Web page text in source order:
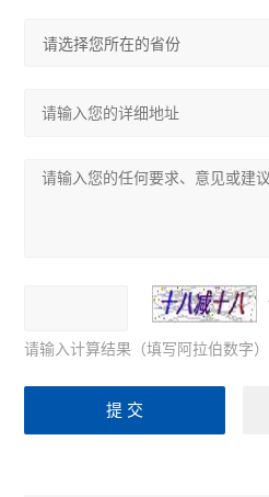
请输入计算结果（填写阿拉伯数字